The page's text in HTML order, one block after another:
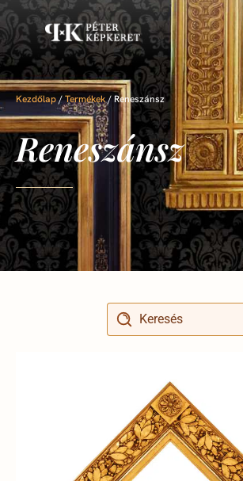
Kezdőlap/Termékek/Reneszánsz
Reneszánsz